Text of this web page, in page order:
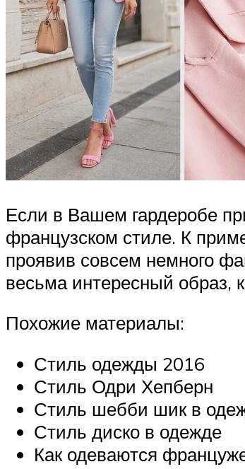
Если в Вашем гардеробе
французском стиле. К
проявив совсем немного
весьма интересный образ,
Похожие материалы:
Стиль одежды 2016
Стиль Одри Хепберн
Стиль шебби шик в
Стиль диско в одежде
Как одеваются